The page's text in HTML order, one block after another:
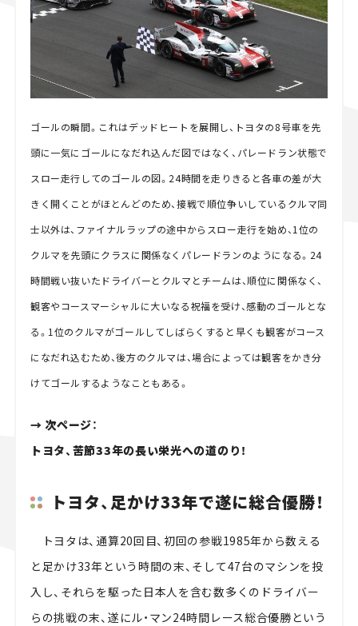
ゴールの瞬間。これはデッドヒートを展開し、トヨタの8号車を先
頭に一気にゴールになだれ込んだ図ではなく、パレードラン状態で
スロー走行してのゴールの図。24時間を走りきると各車の差が大
きく開くことがほとんどのため、接戦で順位争いしているクルマ同
士以外は、ファイナルラップの途中からスロー走行を始め、1位の
クルマを先頭にクラスに関係なくパレードランのようになる。24
時間戦い抜いたドライバーとクルマとチームは、順位に関係なく、
観客やコースマーシャルに大いなる祝福を受け、感動のゴールとな
る。1位のクルマがゴールしてしばらくすると早くも観客がコース
になだれ込むため、後方のクルマは、場合によっては観客をかき分
けてゴールするようなこともある。
→ 次ページ：
トヨタ、苦節33年の長い栄光への道のり！
トヨタ、足かけ33年で遂に総合優勝！
トヨタは、通算20回目、初回の参戦1985年から数える
と足かけ33年という時間の末、そして47台のマシンを投
入し、それらを駆った日本人を含む数多くのドライバー
らの挑戦の末、遂にル・マン24時間レース総合優勝という